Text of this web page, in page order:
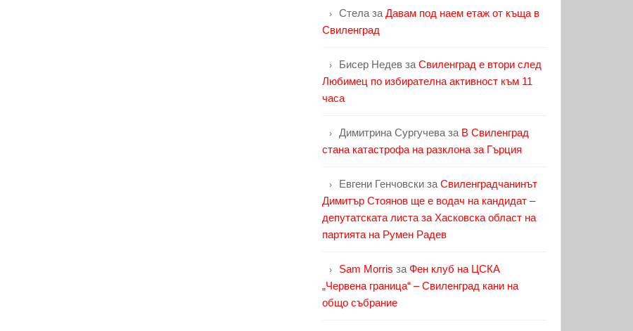
Стела за Давам под наем етаж от къща в
Свиленград
Бисер Недев за Свиленград е втори след
Любимец по избирателна активност към 11
часа
Димитрина Сургучева за В Свиленград
стана катастрофа на разклона за Гърция
Евгени Генчовски за Свиленградчанинът
Димитър Стоянов ще е водач на кандидат –
депутатската листа за Хасковска област на
партията на Румен Радев
Sam Morris за Фен клуб на ЦСКА
„Червена граница“ – Свиленград кани на
общо събрание